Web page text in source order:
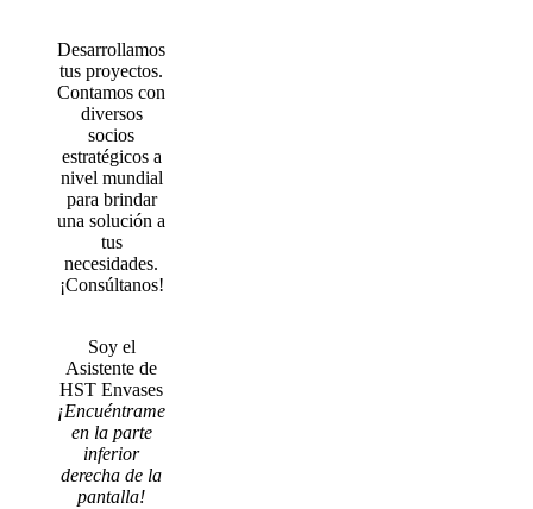
Desarrollamos
tus proyectos.
Contamos con
diversos
socios
estratégicos a
nivel mundial
para brindar
una solución a
tus
necesidades.
¡Consúltanos!
Soy el
Asistente de
HST Envases
¡Encuéntrame
en la parte
inferior
derecha de la
pantalla!